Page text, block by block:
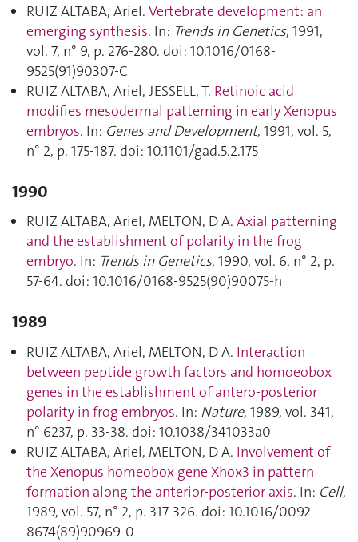
RUIZ ALTABA, Ariel. Vertebrate development: an
emerging synthesis. In: Trends in Genetics, 1991,
vol. 7, n° 9, p. 276‑280. doi: 10.1016/0168-
9525(91)90307-C
RUIZ ALTABA, Ariel, JESSELL, T. Retinoic acid
modifies mesodermal patterning in early Xenopus
embryos. In: Genes and Development, 1991, vol. 5,
n° 2, p. 175‑187. doi: 10.1101/gad.5.2.175
1990
RUIZ ALTABA, Ariel, MELTON, D A. Axial patterning
and the establishment of polarity in the frog
embryo. In: Trends in Genetics, 1990, vol. 6, n° 2, p.
57‑64. doi: 10.1016/0168-9525(90)90075-h
1989
RUIZ ALTABA, Ariel, MELTON, D A. Interaction
between peptide growth factors and homoeobox
genes in the establishment of antero-posterior
polarity in frog embryos. In: Nature, 1989, vol. 341,
n° 6237, p. 33‑38. doi: 10.1038/341033a0
RUIZ ALTABA, Ariel, MELTON, D A. Involvement of
the Xenopus homeobox gene Xhox3 in pattern
formation along the anterior-posterior axis. In: Cell,
1989, vol. 57, n° 2, p. 317‑326. doi: 10.1016/0092-
8674(89)90969-0